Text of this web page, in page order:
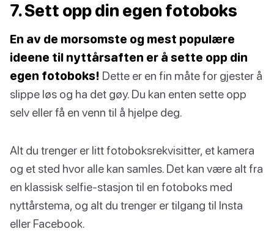
7. Sett opp din egen fotoboks
En av de morsomste og mest populære
ideene til nyttårsaften er å sette opp din
egen fotoboks! Dette er en fin måte for gjester å
slippe løs og ha det gøy. Du kan enten sette opp
selv eller få en venn til å hjelpe deg.
Alt du trenger er litt fotoboksrekvisitter, et kamera
og et sted hvor alle kan samles. Det kan være alt fra
en klassisk selfie-stasjon til en fotoboks med
nyttårstema, og alt du trenger er tilgang til Insta
eller Facebook.